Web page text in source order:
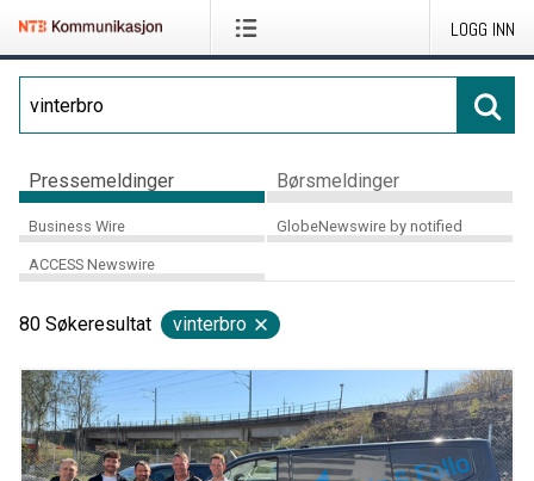
LOGG INN
Pressemeldinger Børsmeldinger
Business Wire GlobeNewswire by notified
ACCESS Newswire
80 Søkeresultat vinterbro